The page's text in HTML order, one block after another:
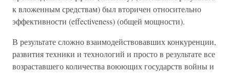
к вложенным средствам) был вторичен относительно
эффективности (effectiveness) (общей мощности).
В результате сложно взаимодействовавших конкуренции,
развития техники и технологий и просто в результате все
возраставшего количества воюющих государств войны и